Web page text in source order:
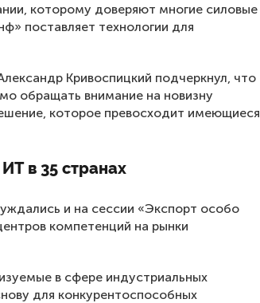
которому доверяют многие силовые
поставляет технологии для
Кривоспицкий подчеркнул, что
обращать внимание на новизну
которое превосходит имеющиеся
в 35 странах
и на сессии «Экспорт особо
компетенций на рынки
в сфере индустриальных
для конкурентоспособных